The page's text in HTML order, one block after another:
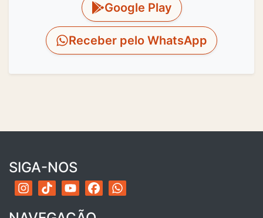
Google Play
Receber pelo WhatsApp
SIGA-NOS